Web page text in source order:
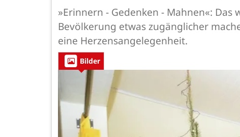
»Erinnern - Gedenken - Mahnen«:
Bevölkerung etwas zugänglicher
eine Herzensangelegenheit.
Bilder